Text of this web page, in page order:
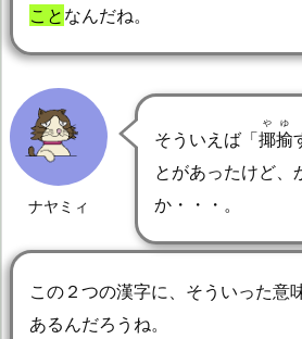
こと なんだね。
ナヤミィ
そういえば「揶揄
やゆ
とがあったけど、
か・・・。
この２つの漢字に、そういった意
あるんだろうね。